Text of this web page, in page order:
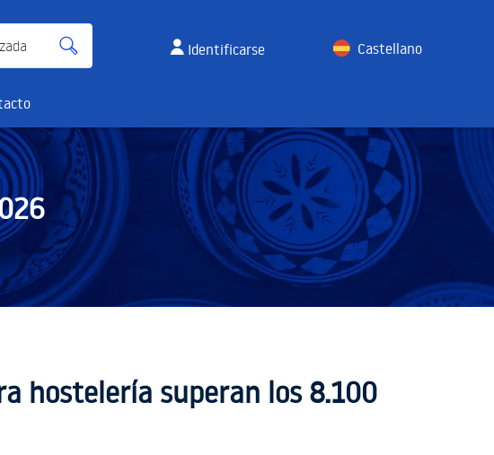
Identificarse
Castellano
hostelería superan los 8.100